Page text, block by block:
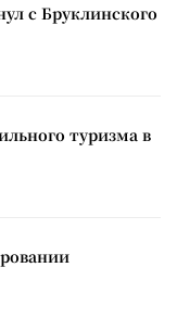
с Бруклинского
туризма в